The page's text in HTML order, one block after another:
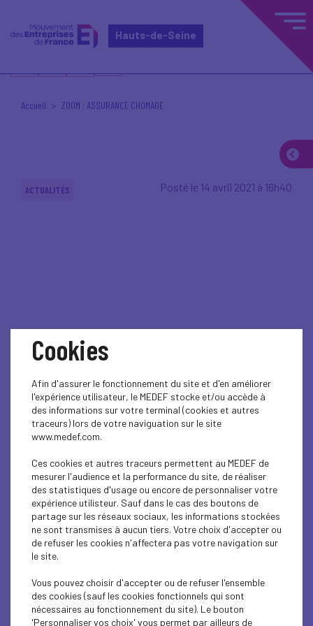
Hauts-de-Seine
Accueil ZOOM : ASSURANCE CHOMAGE
ACTUALITÉS Posté le 14 avril 2021 à 16h40
ZOOM : ASSURANCE
CHOMAGE
Veuillez trouver une analyse dudécret n° 2021-346 du 30
mars 2021 portant diverses mesures relatives au régime
d'assurance chômage
règles d'indemnisation est bonne dans l'ensemble, dès lors
qu'elle vise à les rendre plus incitatives à la reprise durable
d'emploi, à en limiter les effets contreproductifs. En effet,
de nombreuses entreprises ne trouvent pas les
Cookies
Afin d'assurer le fonctionnement du site et d'en améliorer
l'expérience utilisateur, le MEDEF stocke et/ou accède à
des informations sur votre terminal (cookies et autres
traceurs) lors de votre naviguation sur le site
www.medef.com.
Ces cookies et autres traceurs permettent au MEDEF de
mesurer l'audience et la performance du site, de réaliser
des statistiques d'usage ou encore de personnaliser votre
expérience utilisteur. Sauf dans le cas des boutons de
partage sur les réseaux sociaux, les informations stockées
ne sont transmises à aucun tiers. Votre choix d'accepter ou
de refuser les cookies n'affectera pas votre navigation sur
le site.
Vous pouvez choisir d'accepter ou de refuser l'ensemble
des cookies (sauf les cookies fonctionnels qui sont
nécessaires au fonctionnement du site). Le bouton
'Personnaliser vos choix' vous permet par ailleurs de